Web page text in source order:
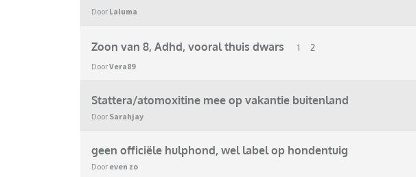
Door Laluma
Zoon van 8, Adhd, vooral thuis dwars 1 2
DoorVera89
Stattera/atomoxitine mee op vakantie buitenland
Door Sarahjay
geen officiële hulphond, wel label op hondentuig
Door even zo